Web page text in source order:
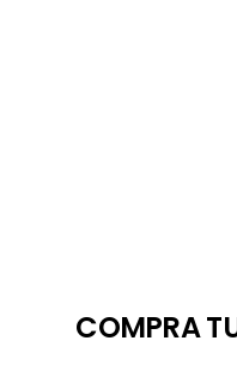
COMPRA